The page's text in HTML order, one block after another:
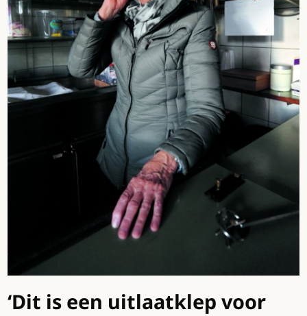
‘Dit is een uitlaatklep voor